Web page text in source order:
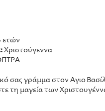
ετών
Χριστούγεννα
σας γράμμα στον Άγιο
τη μαγεία των